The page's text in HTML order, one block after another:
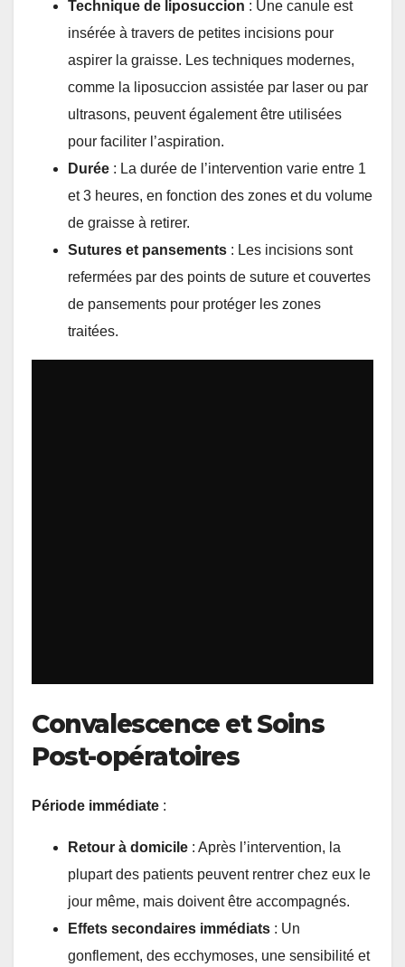
Technique de liposuccion : Une canule est
insérée à travers de petites incisions pour
aspirer la graisse. Les techniques modernes,
comme la liposuccion assistée par laser ou par
ultrasons, peuvent également être utilisées
pour faciliter l’aspiration.
Durée : La durée de l’intervention varie entre 1
et 3 heures, en fonction des zones et du volume
de graisse à retirer.
Sutures et pansements : Les incisions sont
refermées par des points de suture et couvertes
de pansements pour protéger les zones
traitées.
Convalescence et Soins
Post-opératoires
Période immédiate :
Retour à domicile : Après l’intervention, la
plupart des patients peuvent rentrer chez eux le
jour même, mais doivent être accompagnés.
Effets secondaires immédiats : Un
gonflement, des ecchymoses, une sensibilité et